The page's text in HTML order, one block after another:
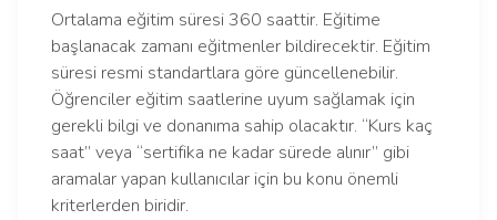
Ortalama eğitim süresi 360 saattir. Eğitime
başlanacak zamanı eğitmenler bildirecektir. Eğitim
süresi resmi standartlara göre güncellenebilir.
Öğrenciler eğitim saatlerine uyum sağlamak için
gerekli bilgi ve donanıma sahip olacaktır. “Kurs kaç
saat” veya “sertifika ne kadar sürede alınır” gibi
aramalar yapan kullanıcılar için bu konu önemli
kriterlerden biridir.